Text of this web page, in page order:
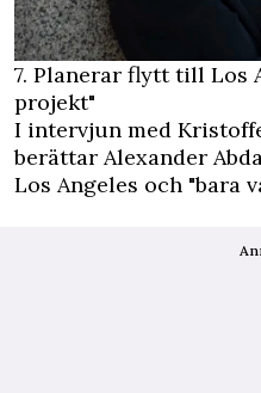
7. Planerar flytt till Los
projekt"
I intervjun med
berättar Alexander
Los Angeles och "bara